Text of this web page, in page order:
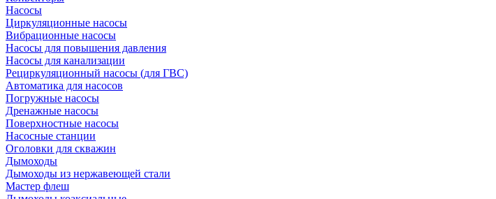
Насосы
Циркуляционные насосы
Вибрационные насосы
Насосы для повышения давления
Насосы для канализации
Рециркуляционный насосы (для ГВС)
Автоматика для насосов
Погружные насосы
Дренажные насосы
Поверхностные насосы
Насосные станции
Оголовки для скважин
Дымоходы
Дымоходы из нержавеющей стали
Мастер флеш